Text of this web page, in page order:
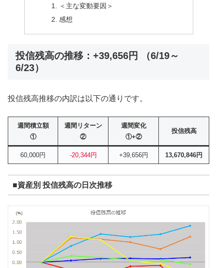
＜主な変動要因＞
感想
投信残高の推移：+39,656円 （6/19～
6/23）
投信残高推移の内訳は以下の通りです。
週間積立額
①
週間リターン
②
週間変化
①+②
投信残高
60,000円 -20,344円 +39,656円 13,670,846円
■資産別 投信残高の日次推移